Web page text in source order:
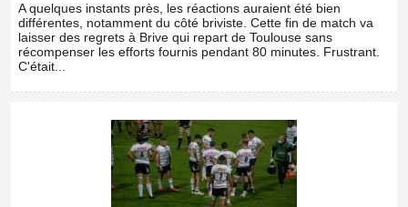
A quelques instants près, les réactions auraient été bien
différentes, notamment du côté briviste. Cette fin de match va
laisser des regrets à Brive qui repart de Toulouse sans
récompenser les efforts fournis pendant 80 minutes. Frustrant.
C'était...